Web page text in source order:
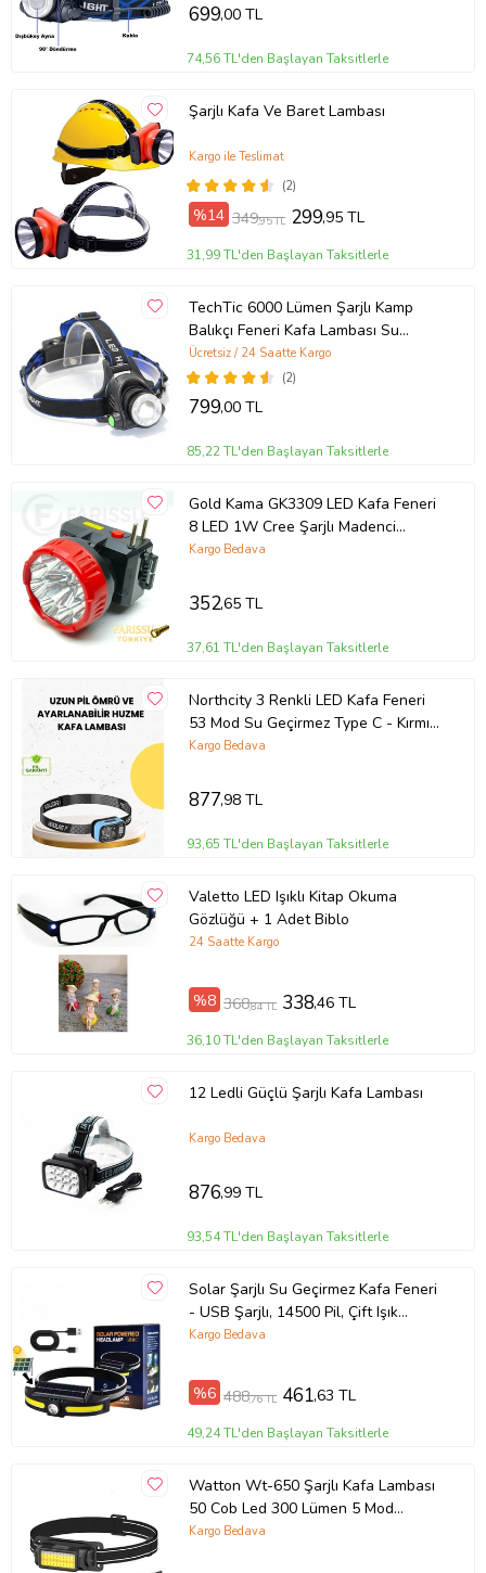
699,00 TL
74,56 TL'den Başlayan Taksitlerle
Şarjlı Kafa Ve Baret Lambası
(2)
Kargo ile Teslimat
%14 349,95 TL 299,95 TL
31,99 TL'den Başlayan Taksitlerle
TechTic 6000 Lümen Şarjlı Kamp
Balıkçı Feneri Kafa Lambası Su
Geçirmez Kafa Feneri Tepe Lambası
Çalışma Lambası
(2)
Ücretsiz / 24 Saatte Kargo
799,00 TL
85,22 TL'den Başlayan Taksitlerle
Gold Kama GK3309 LED Kafa Feneri
8 LED 1W Cree Şarjlı Madenci
Lambası
Kargo Bedava
352,65 TL
37,61 TL'den Başlayan Taksitlerle
Northcity 3 Renkli LED Kafa Feneri
53 Mod Su Geçirmez Type C - Kırmızı
Yeşil Mavi Kullanımı
Kargo Bedava
877,98 TL
93,65 TL'den Başlayan Taksitlerle
Valetto LED Işıklı Kitap Okuma
Gözlüğü + 1 Adet Biblo
24 Saatte Kargo
%8 368,84 TL 338,46 TL
36,10 TL'den Başlayan Taksitlerle
12 Ledli Güçlü Şarjlı Kafa Lambası
Kargo Bedava
876,99 TL
93,54 TL'den Başlayan Taksitlerle
Solar Şarjlı Su Geçirmez Kafa Feneri
- USB Şarjlı, 14500 Pil, Çift Işık
Kaynağı or-921
Kargo Bedava
%6 488,76 TL 461,63 TL
49,24 TL'den Başlayan Taksitlerle
Watton Wt-650 Şarjlı Kafa Lambası
50 Cob Led 300 Lümen 5 Mod
Aydınlatma
Kargo Bedava